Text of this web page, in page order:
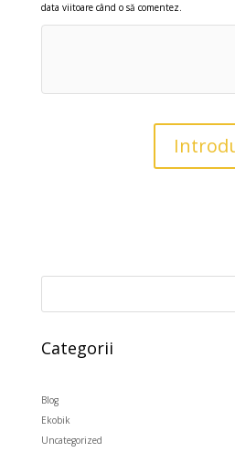
data viitoare când o să comentez.
Categorii
Blog
Ekobik
Uncategorized